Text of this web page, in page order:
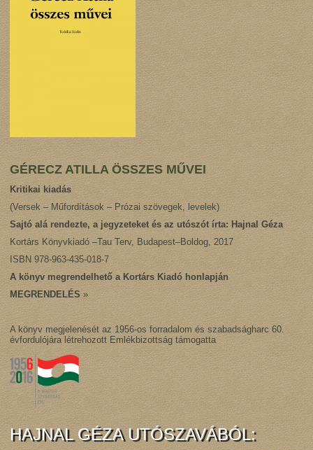
GÉRECZ ATILLA ÖSSZES MŰVEI
Kritikai kiadás
(Versek – Műfordítások – Prózai szövegek, levelek)
Sajtó alá rendezte, a jegyzeteket és az utószót írta: Hajnal Géza
Kortárs Könyvkiadó –Tau Terv, Budapest–Boldog, 2017
ISBN 978-963-435-018-7
A könyv megrendelhető a Kortárs Kiadó honlapján
MEGRENDELÉS»
A könyv megjelenését az 1956-os forradalom és szabadságharc 60.
évfordulójára létrehozott Emlékbizottság támogatta
HAJNAL GÉZA UTÓSZAVÁBÓL: